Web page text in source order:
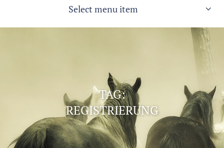
Select menu item
TAG:
REGISTRIERUNG